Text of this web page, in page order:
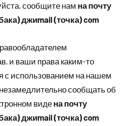
сообщите нам на почту
джиmail (точка) com
и ваши права каким-то
с использованием на нашем
сообщать об
виде на почту
джиmail (точка) com